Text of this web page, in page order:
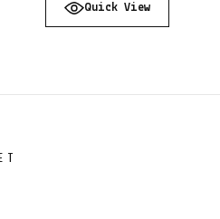
Quick View